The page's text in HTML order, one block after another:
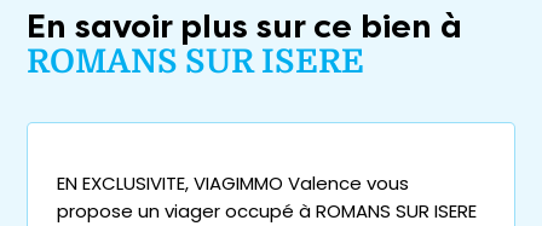
En savoir plus sur ce bien à
ROMANS SUR ISERE
EN EXCLUSIVITE, VIAGIMMO Valence vous
propose un viager occupé à ROMANS SUR ISERE